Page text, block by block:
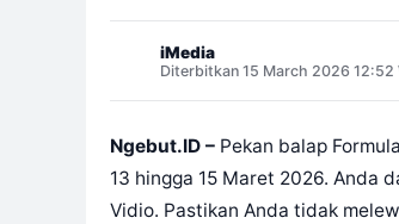
iMedia
Diterbitkan 15 March 2026 12:52
Ngebut.ID – Pekan balap
13 hingga 15 Maret 2026. Anda
Vidio. Pastikan Anda tidak